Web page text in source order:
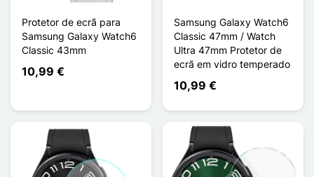
Protetor de ecrã para
Samsung Galaxy Watch6
Classic 43mm
10,99 €
Samsung Galaxy Watch6
Classic 47mm / Watch
Ultra 47mm Protetor de
ecrã em vidro temperado
10,99 €